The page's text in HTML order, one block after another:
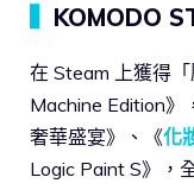
KOMODO
在 Steam 上獲得
Machine Edition》
奢華盛宴》、《化
Logic Paint S》，